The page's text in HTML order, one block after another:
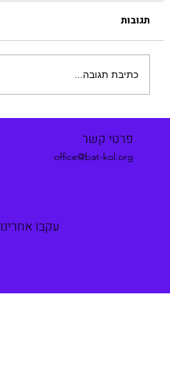
הסיפור של הילה
תגובות
כתיבת תגובה...
עקבו אחרינו
פרטי קשר
office@bat-kol.org